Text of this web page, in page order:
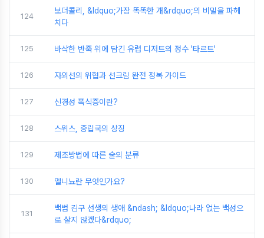
124
보더콜리, &ldquo;가장 똑똑한 개&rdquo;의 비밀을 파헤
치다
125 바삭한 반죽 위에 담긴 유럽 디저트의 정수 '타르트'
126 자외선의 위협과 선크림 완전 정복 가이드
127 신경성 폭식증이란?
128 스위스, 중립국의 상징
129 제조방법에 따른 술의 분류
130 엘니뇨란 무엇인가요?
131
백범 김구 선생의 생애 &ndash; &ldquo;나라 없는 백성으
로 살지 않겠다&rdquo;